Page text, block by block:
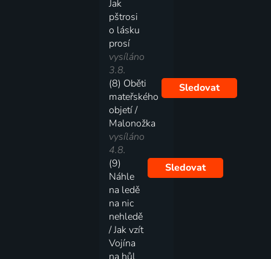
Jak
pštrosi
o lásku
prosí
vysíláno
3.8.
(8) Oběti
mateřského
objetí /
Malonožka
vysíláno
4.8.
Sledovat
(9)
Náhle
na ledě
na nic
nehledě
/ Jak vzít
Vojína
Sledovat